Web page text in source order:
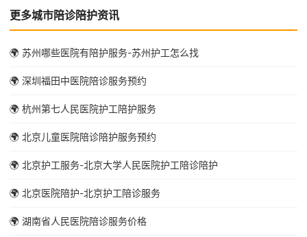
更多城市陪诊陪护资讯
🌍 苏州哪些医院有陪护服务-苏州护工怎么找
🌍 深圳福田中医院陪诊服务预约
🌍 杭州第七人民医院护工陪护服务
🌍 北京儿童医院陪诊陪护服务预约
🌍 北京护工服务-北京大学人民医院护工陪诊陪护
🌍 北京医院陪护-北京护工陪诊服务
🌍 湖南省人民医院陪诊服务价格